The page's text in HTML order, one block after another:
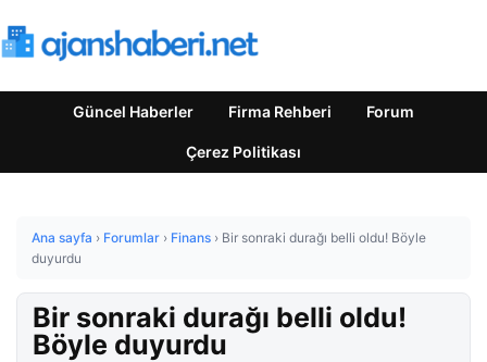
Güncel Haberler Firma Rehberi Forum
Çerez Politikası
Ana sayfa › Forumlar › Finans › Bir sonraki durağı belli oldu! Böyle
duyurdu
Bir sonraki durağı belli oldu!
Böyle duyurdu